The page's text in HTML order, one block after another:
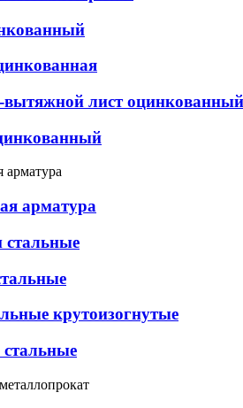
вытяжной лист
арматура
крутоизогнутые